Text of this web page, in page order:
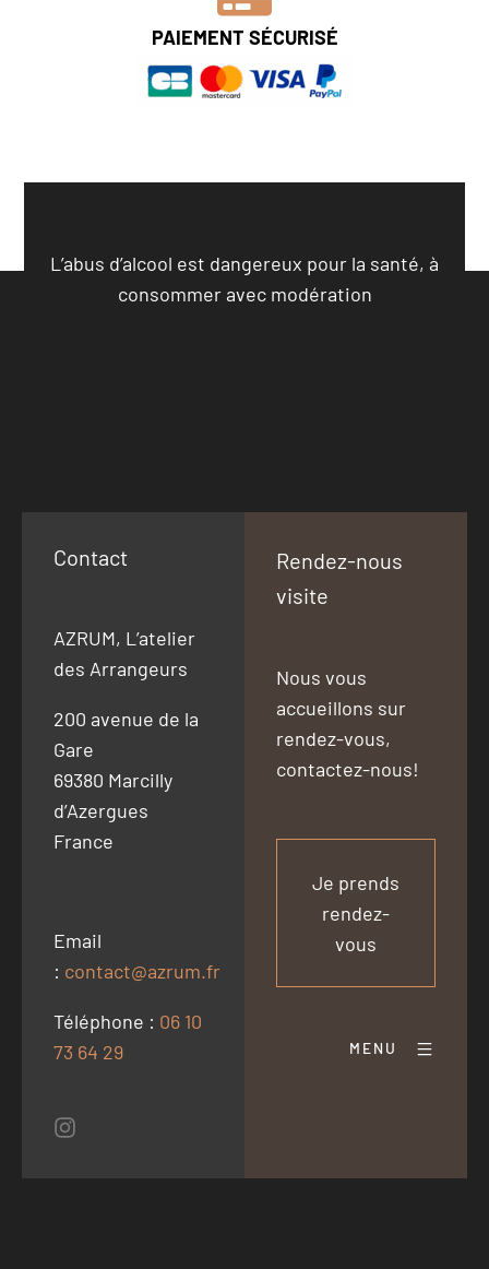
PAIEMENT SÉCURISÉ
L’abus d’alcool est dangereux pour la santé, à
consommer avec modération
Contact
AZRUM, L’atelier
des Arrangeurs
200 avenue de la
Gare
69380 Marcilly
d’Azergues
France
Email
: contact@azrum.fr
Téléphone : 06 10
73 64 29
Rendez-nous
visite
Nous vous
accueillons sur
rendez-vous,
contactez-nous!
Je prends
rendez-
vous
MENU